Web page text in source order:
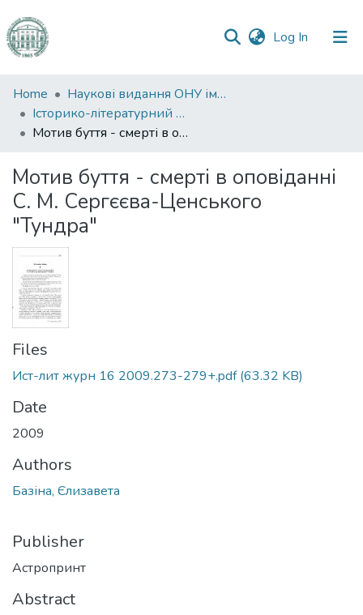
Log In (current)
Communities
&
Collections
Statistics
Home
Наукові видання ОНУ імені І. І. Мечникова
Історико-літературний журнал
Мотив буття - смерті в оповіданні С. М. Сергєєва-Ценського "Тундра"
Мотив буття - смерті в оповіданні
С. М. Сергєєва-Ценського
"Тундра"
Files
Ист-лит журн 16 2009.273-279+.pdf(63.32 KB)
Date
2009
Authors
Базіна, Єлизавета
Publisher
Астропринт
Abstract